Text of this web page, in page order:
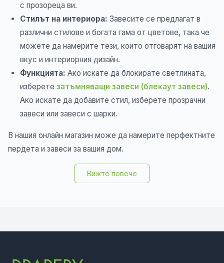
с прозореца ви.
Стилът на интериора: Завесите се предлагат в
различни стилове и богата гама от цветове, така че
можете да намерите тези, които отговарят на вашия
вкус и интериорния дизайн.
Функцията: Ако искате да блокирате светлината,
изберете затъмняващи завеси (блекаут завеси).
Ако искате да добавите стил, изберете прозрачни
завеси или завеси с шарки.
В нашия онлайн магазин може да намерите перфектните
пердета и завеси за вашия дом.
Вижте повече